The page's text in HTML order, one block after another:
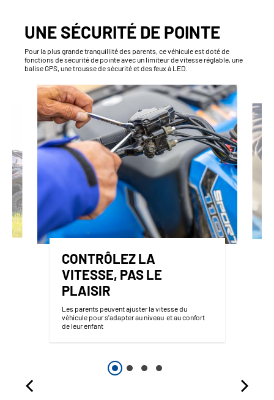
UNE SÉCURITÉ DE POINTE
Pour la plus grande tranquillité des parents, ce véhicule est doté de
fonctions de sécurité de pointe avec un limiteur de vitesse réglable, une
balise GPS, une trousse de sécurité et des feux à LED.
CONTRÔLEZ LA
VITESSE, PAS LE
PLAISIR
Les parents peuvent ajuster la vitesse du
véhicule pour s'adapter au niveau et au confort
de leur enfant